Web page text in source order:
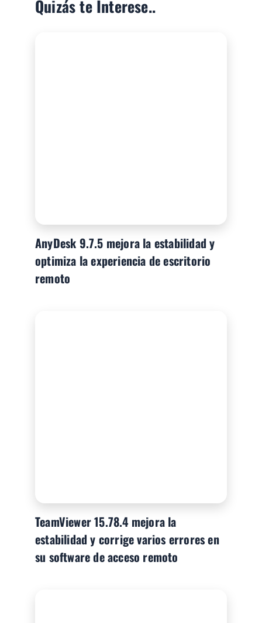
Quizás te Interese..
AnyDesk 9.7.5 mejora la estabilidad y
optimiza la experiencia de escritorio
remoto
TeamViewer 15.78.4 mejora la
estabilidad y corrige varios errores en
su software de acceso remoto